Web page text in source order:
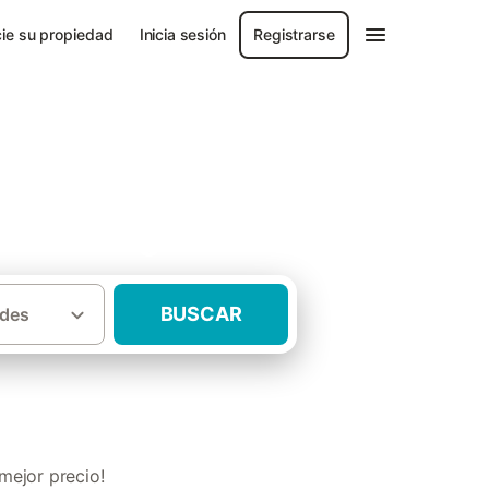
su propiedad Inicia sesión Registrarse
BUSCAR
precio!